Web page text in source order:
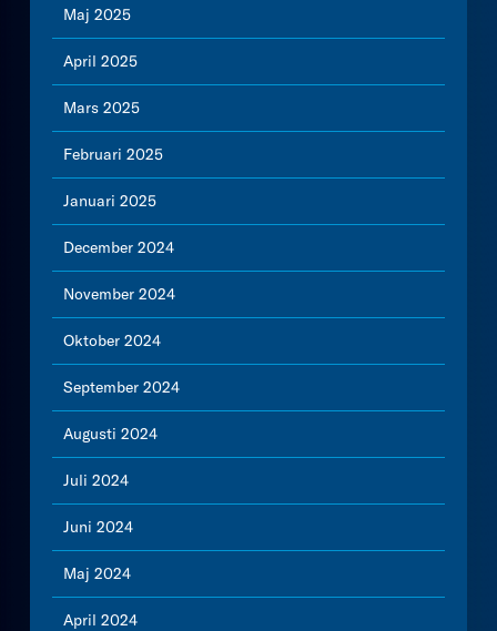
Maj 2025
April 2025
Mars 2025
Februari 2025
Januari 2025
December 2024
November 2024
Oktober 2024
September 2024
Augusti 2024
Juli 2024
Juni 2024
Maj 2024
April 2024